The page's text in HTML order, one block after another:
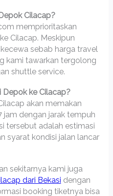
Cilacap?
memprioritaskan
Cilacap. Meskipun
sebab harga travel
kami tawarkan tergolong
shuttle service.
Depok ke Cilacap?
akan memakan
dengan jarak tempuh
tersebut adalah estimasi
syarat kondisi jalan lancar
sekitarnya kami juga
dari Bekasi dengan
booking tiketnya bisa